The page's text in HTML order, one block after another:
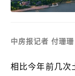
中房报记者 付珊
相比今年前几次